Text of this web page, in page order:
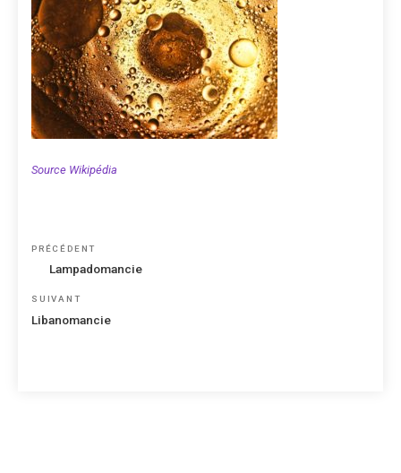
Source Wikipédia
Navigation
Article
précédent
PRÉCÉDENT
Lampadomancie
Article
suivant
SUIVANT
Libanomancie